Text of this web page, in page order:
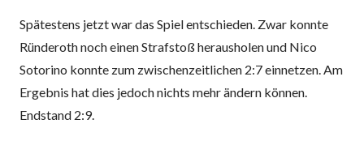
Spätestens jetzt war das Spiel entschieden. Zwar konnte
Ründeroth noch einen Strafstoß herausholen und Nico
Sotorino konnte zum zwischenzeitlichen 2:7 einnetzen. Am
Ergebnis hat dies jedoch nichts mehr ändern können.
Endstand 2:9.